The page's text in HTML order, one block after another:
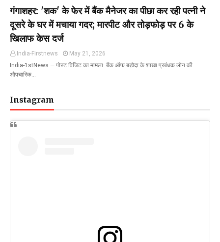
गंगाशहर: 'शक' के फेर में बैंक मैनेजर का पीछा कर रही पत्नी ने
दूसरे के घर में मचाया गदर; मारपीट और तोड़फोड़ पर 6 के
खिलाफ केस दर्ज
India-Firstnews
May 21, 2026
India-1stNews ​— पोस्ट विजिट का मामला: बैंक ऑफ बड़ौदा के शाखा प्रबंधक लोन की
औपचारिक…
Instagram